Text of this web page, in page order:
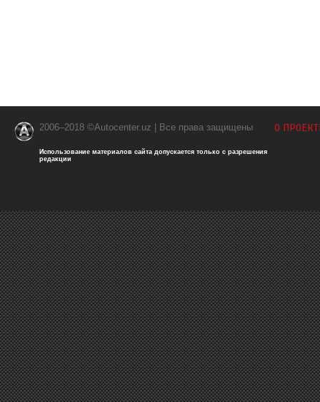
2006–2018 ©Autocenter.uz | Все права защищены
Использование материалов сайта допускается только с разрешения
редакции
О